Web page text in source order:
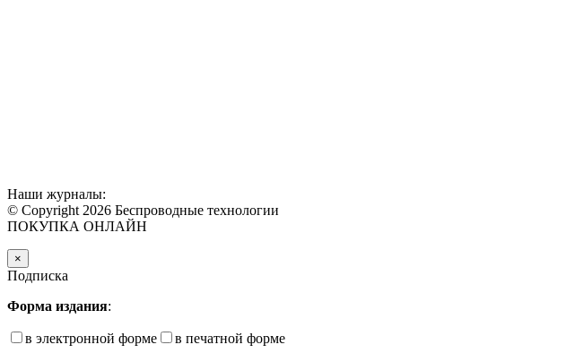
Наши журналы:
© Copyright 2026 Беспроводные технологии
ПОКУПКА ОНЛАЙН
×
Подписка
Форма издания:
в электронной форме в печатной форме